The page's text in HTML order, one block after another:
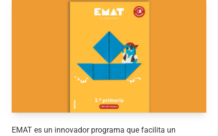
EMAT es un innovador programa que facilita un